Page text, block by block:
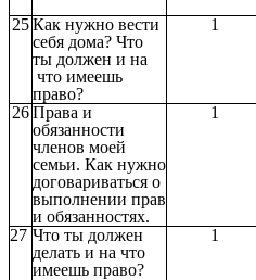
25Как нужно вести
себя дома? Что
ты должен и на
что имеешь
право?
1
26Права и
обязанности
членов моей
семьи. Как нужно
договариваться о
выполнении прав
и обязанностях.
1
27 Что ты должен
делать и на что
имеешь право?
1